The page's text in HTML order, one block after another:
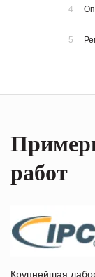
4
5
работ
Крупнейшая